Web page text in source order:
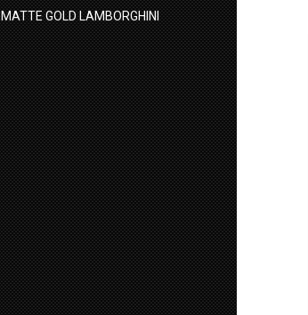
MATTE GOLD LAMBORGHINI
AVENTADOR BY OAKLEY DESIGN.
LAMBORGHINI
AVENTADOR
TUNING
PRÉPARATEURS
PUBLIÉ LE 01-03-2015
ROLLS ROYCE WRAITH BY MC
CUSTOMS ON FORGIATO WHEELS
MC CUSTOMS
FORGIATO WHEELS
ROLLS ROYCE
LUXURY CAR
PUBLIÉ LE 23-12-2014